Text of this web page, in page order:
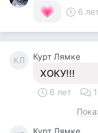
6
КЛ Курт Лямке
ХОКУ!!!
6 лет
Курт Лямке